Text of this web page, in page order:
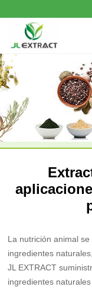
La nutrición animal
ingredientes
JL EXTRACT
ingredientes